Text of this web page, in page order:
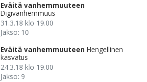
Eväitä vanhemmuuteen
Digivanhemmuus
31.3.18 klo 19.00
Jakso: 10
Eväitä vanhemmuuteen Hengellinen
kasvatus
24.3.18 klo 19.00
Jakso: 9